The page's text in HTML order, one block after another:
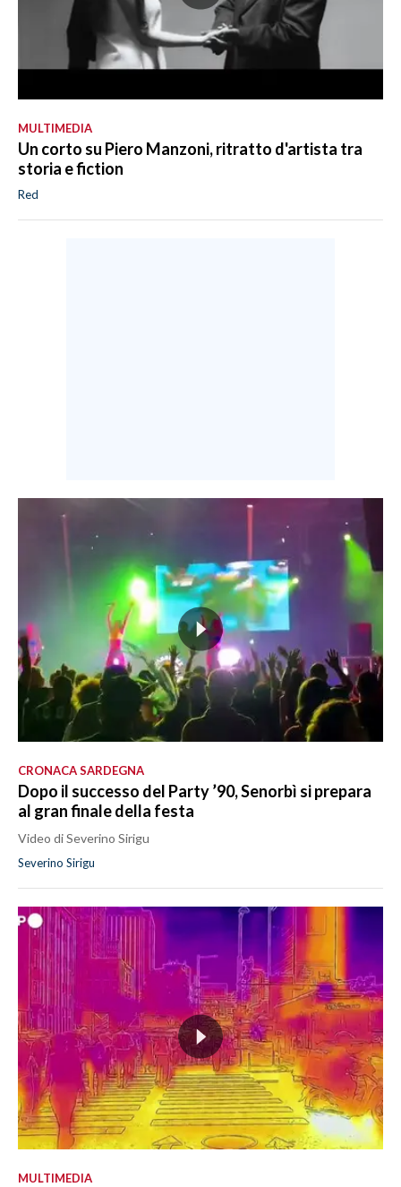
MULTIMEDIA
Un corto su Piero Manzoni, ritratto d'artista tra
storia e fiction
Red
CRONACA SARDEGNA
Dopo il successo del Party ’90, Senorbì si prepara
al gran finale della festa
Video di Severino Sirigu
Severino Sirigu
MULTIMEDIA